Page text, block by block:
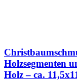
Holzsegmenten
Holz – ca.